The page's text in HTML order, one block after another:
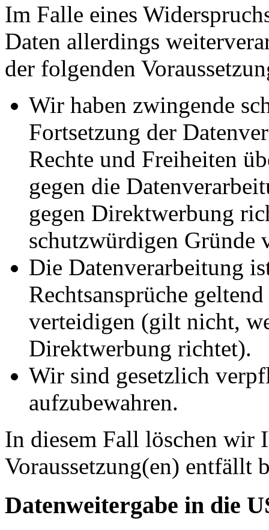
Im Falle eines
Daten allerdings
der folgenden
Wir haben zwingende
Fortsetzung der
Rechte und Freiheiten
gegen die
gegen Direktwerbung
schutzwürdigen Gründe
Die Datenverarbeitung
Rechtsansprüche
verteidigen (gilt nicht,
Direktwerbung richtet).
Wir sind gesetzlich
aufzubewahren.
In diesem Fall löschen wir
Voraussetzung(en) entfällt
Datenweitergabe in die